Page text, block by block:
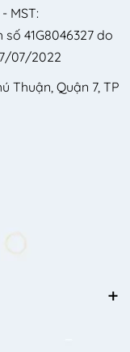
MST:
41G8046327 do
07/2022
Thuận, Quận 7, TP